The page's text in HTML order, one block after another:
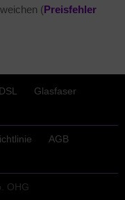
(Preisfehler
Glasfaser
AGB
OHG